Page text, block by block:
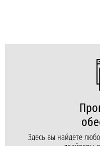
Здесь вы найдете